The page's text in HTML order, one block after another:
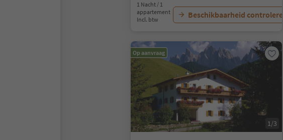
1 Nacht / 1
appartement
Incl. btw
Beschikbaarheid controleren
Op aanvraag
1/3